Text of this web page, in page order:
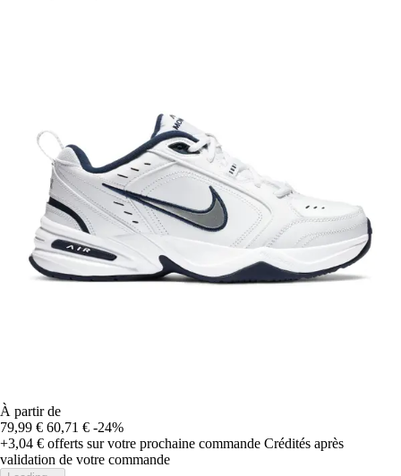
À partir de
79,99 € 60,71 € -24%
+3,04 € offerts sur votre prochaine commande Crédités après
validation de votre commande